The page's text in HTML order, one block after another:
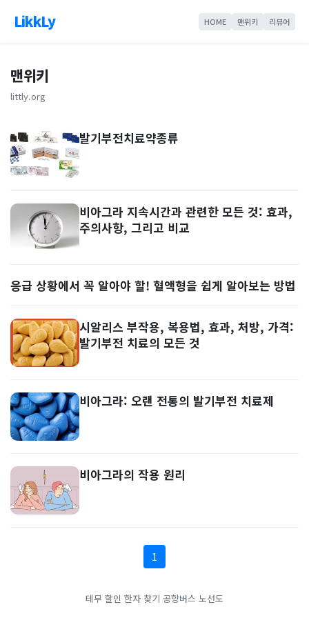
LikkLy HOME 맨위키 리뷰어
맨위키
littly.org
발기부전치료약종류
비아그라 지속시간과 관련한 모든 것: 효과,
주의사항, 그리고 비교
응급 상황에서 꼭 알아야 할! 혈액형을 쉽게 알아보는 방법
시알리스 부작용, 복용법, 효과, 처방, 가격:
발기부전 치료의 모든 것
비아그라: 오랜 전통의 발기부전 치료제
비아그라의 작용 원리
1
테무 할인 한자 찾기 공항버스 노선도